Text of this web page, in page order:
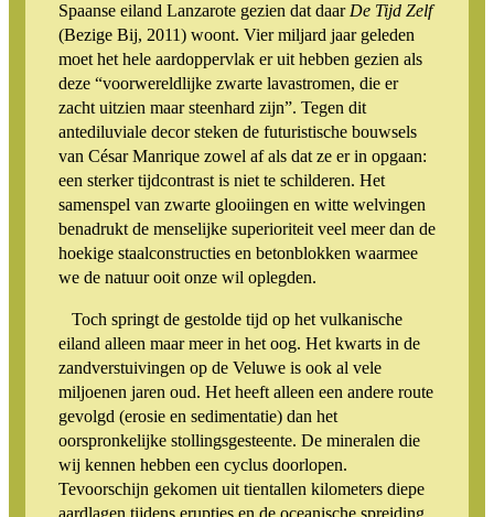
Spaanse eiland Lanzarote gezien dat daarDe Tijd Zelf
(Bezige Bij, 2011) woont. Vier miljard jaar geleden
moet het hele aardoppervlak er uit hebben gezien als
deze “voorwereldlijke zwarte lavastromen, die er
zacht uitzien maar steenhard zijn”. Tegen dit
antediluviale decor steken de futuristische bouwsels
van César Manrique zowel af als dat ze er in opgaan:
een sterker tijdcontrast is niet te schilderen. Het
samenspel van zwarte glooiingen en witte welvingen
benadrukt de menselijke superioriteit veel meer dan de
hoekige staalconstructies en betonblokken waarmee
we de natuur ooit onze wil oplegden.
Toch springt de gestolde tijd op het vulkanische
eiland alleen maar meer in het oog. Het kwarts in de
zandverstuivingen op de Veluwe is ook al vele
miljoenen jaren oud. Het heeft alleen een andere route
gevolgd (erosie en sedimentatie) dan het
oorspronkelijke stollingsgesteente. De mineralen die
wij kennen hebben een cyclus doorlopen.
Tevoorschijn gekomen uit tientallen kilometers diepe